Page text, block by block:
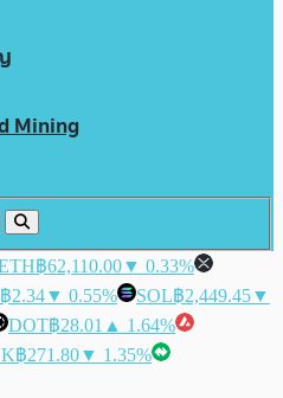
Mining
฿62,110.00▼ 0.33%
฿2.34▼ 0.55% SOL฿2,449.45▼
DOT฿28.01 ▲ 1.64%
฿271.80▼ 1.35%